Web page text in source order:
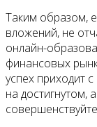
Таким образом,
вложений, не
онлайн-
финансовых
успех приходит
на достигнутом,